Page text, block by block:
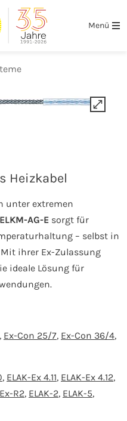
Menü
Heizkabel
unter extremen
ELKM-AG-E sorgt für
– selbst in
ihrer Ex-Zulassung
ideale Lösung für
, Ex-Con 25/7, Ex-Con 36/4,
, ELAK-Ex 4.11, ELAK-Ex 4.12,
R2, ELAK-2, ELAK-5,